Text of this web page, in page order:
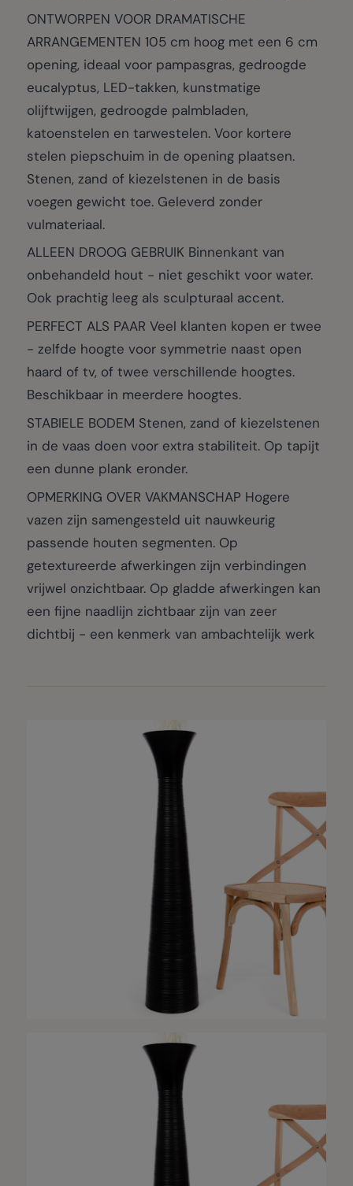
ONTWORPEN VOOR DRAMATISCHE
ARRANGEMENTEN 105 cm hoog met een 6 cm
opening, ideaal voor pampasgras, gedroogde
eucalyptus, LED-takken, kunstmatige
olijftwijgen, gedroogde palmbladen,
katoenstelen en tarwestelen. Voor kortere
stelen piepschuim in de opening plaatsen.
Stenen, zand of kiezelstenen in de basis
voegen gewicht toe. Geleverd zonder
vulmateriaal.
ALLEEN DROOG GEBRUIK Binnenkant van
onbehandeld hout - niet geschikt voor water.
Ook prachtig leeg als sculpturaal accent.
PERFECT ALS PAAR Veel klanten kopen er twee
- zelfde hoogte voor symmetrie naast open
haard of tv, of twee verschillende hoogtes.
Beschikbaar in meerdere hoogtes.
STABIELE BODEM Stenen, zand of kiezelstenen
in de vaas doen voor extra stabiliteit. Op tapijt
een dunne plank eronder.
OPMERKING OVER VAKMANSCHAP Hogere
vazen zijn samengesteld uit nauwkeurig
passende houten segmenten. Op
getextureerde afwerkingen zijn verbindingen
vrijwel onzichtbaar. Op gladde afwerkingen kan
een fijne naadlijn zichtbaar zijn van zeer
dichtbij - een kenmerk van ambachtelijk werk